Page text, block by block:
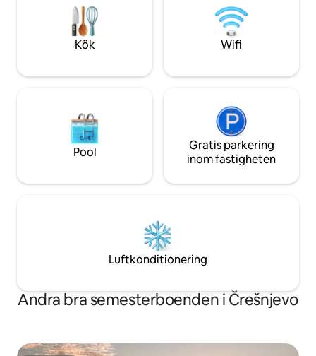
Krapina Neanderthals, Gamla stan i
Varaždin och den spanska conciergen i
Varaždin, som äger rum i augusti.
denna
återuppliva er
Kök Wifi
Pool
Gratis parkering
inom fastigheten
Luftkonditionering
Andra bra semesterboenden i Črešnjevo